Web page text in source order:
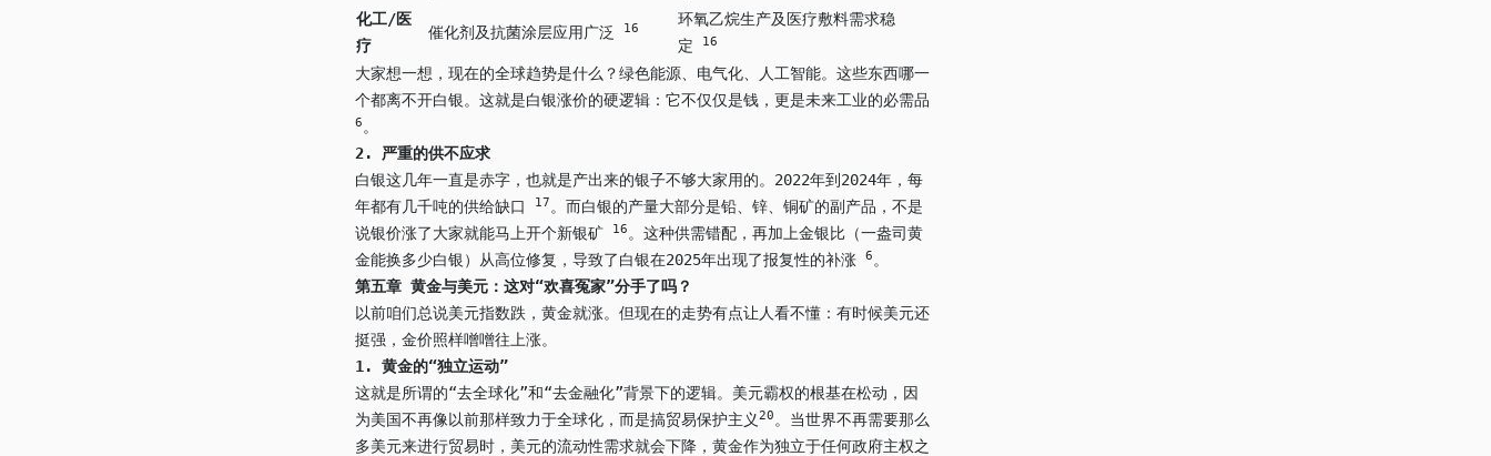
化工/医
疗
催化剂及抗菌涂层应用广泛 16
环氧乙烷生产及医疗敷料需求稳
定
16
大家想一想，现在的全球趋势是什么？绿色能源、电气化、人工智能。这些东西哪一
个都离不开白银。这就是白银涨价的硬逻辑：它不仅仅是钱，更是未来工业的必需品
6 。
2.
严重的供不应求
白银这几年一直是赤字，也就是产出来的银子不够大家用的。2022年到2024年，每
年都有几千吨的供给缺口
17 。而白银的产量大部分是铅、锌、铜矿的副产品，不是
说银价涨了大家就能马上开个新银矿
16 。这种供需错配，再加上金银比（一盎司黄
金能换多少白银）从高位修复，导致了白银在2025年出现了报复性的补涨
6 。
第五章 黄金与美元：这对“欢喜冤家”分手了吗？
以前咱们总说美元指数跌，黄金就涨。但现在的走势有点让人看不懂：有时候美元还
挺强，金价照样噌噌往上涨。
1.
黄金的“独立运动”
这就是所谓的“去全球化”和“去金融化”背景下的逻辑。美元霸权的根基在松动，因
为美国不再像以前那样致力于全球化，而是搞贸易保护主义20 。当世界不再需要那么
多美元来进行贸易时，美元的流动性需求就会下降，黄金作为独立于任何政府主权之